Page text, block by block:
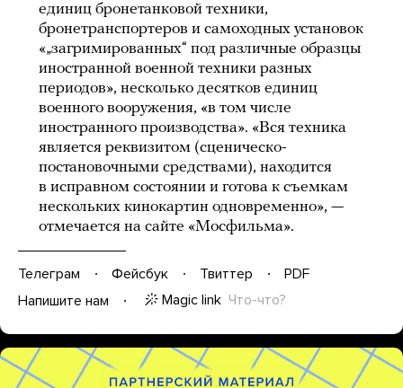
единиц бронетанковой техники,
бронетранспортеров и самоходных установок
«„загримированных“ под различные образцы
иностранной военной техники разных
периодов», несколько десятков единиц
военного вооружения, «в том числе
иностранного производства». «Вся техника
является реквизитом (сценическо-
постановочными средствами), находится
в исправном состоянии и готова к съемкам
нескольких кинокартин одновременно», —
отмечается на сайте «Мосфильма».
Телеграм Фейсбук Твиттер
PDF
Напишите нам
Magic link Что-что?